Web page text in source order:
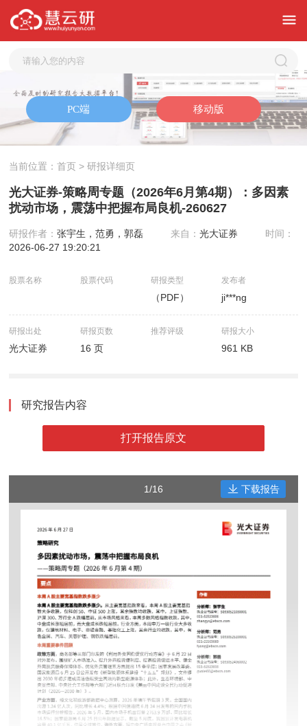
当前位置：首页 > 研报详细页
光大证券-策略周专题（2026年6月第4期）：多因素
扰动市场，震荡中把握布局良机-260627
研报作者：张宇生，范勇，郭磊 来自：光大证券
时间：
2026-06-27 19:20:21
股票名称 股票代码 研报类型
（PDF）
发布者
ji***ng
研报出处
光大证券
研报页数
16 页
推荐评级 研报大小
961 KB
研究报告内容
打开报告原文
1/16 下载报告